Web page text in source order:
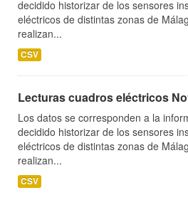
decidido historizar de los sensores
eléctricos de distintas zonas de
realizan...
CSV
Lecturas cuadros eléctricos
Los datos se corresponden a la
decidido historizar de los sensores
eléctricos de distintas zonas de
realizan...
CSV